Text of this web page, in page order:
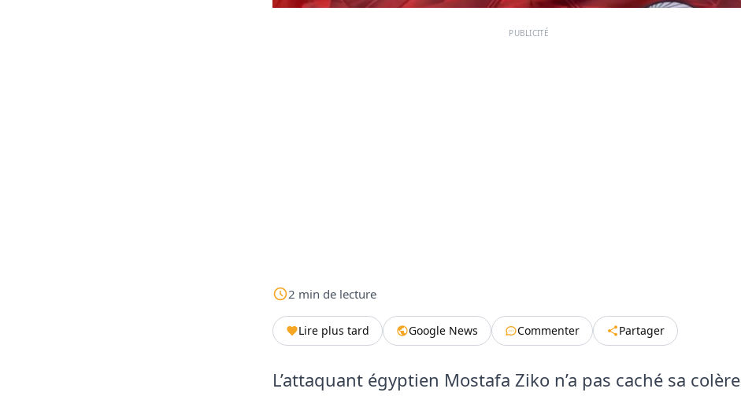
PUBLICITÉ
2 min de lecture
Lire plus tard Google News Commenter Partager
L’attaquant égyptien Mostafa Ziko n’a pas caché sa colère